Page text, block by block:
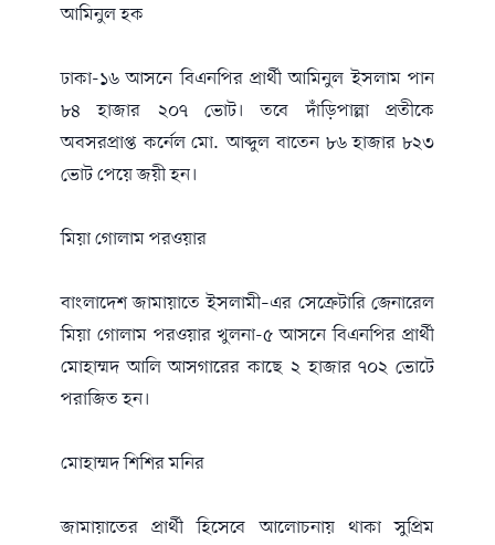
আমিনুল হক
ঢাকা-১৬ আসনে বিএনপির প্রার্থী আমিনুল ইসলাম পান
৮৪ হাজার ২০৭ ভোট। তবে দাঁড়িপাল্লা প্রতীকে
অবসরপ্রাপ্ত কর্নেল মো. আব্দুল বাতেন ৮৬ হাজার ৮২৩
ভোট পেয়ে জয়ী হন।
মিয়া গোলাম পরওয়ার
বাংলাদেশ জামায়াতে ইসলামী–এর সেক্রেটারি জেনারেল
মিয়া গোলাম পরওয়ার খুলনা-৫ আসনে বিএনপির প্রার্থী
মোহাম্মদ আলি আসগারের কাছে ২ হাজার ৭০২ ভোটে
পরাজিত হন।
মোহাম্মদ শিশির মনির
জামায়াতের প্রার্থী হিসেবে আলোচনায় থাকা সুপ্রিম